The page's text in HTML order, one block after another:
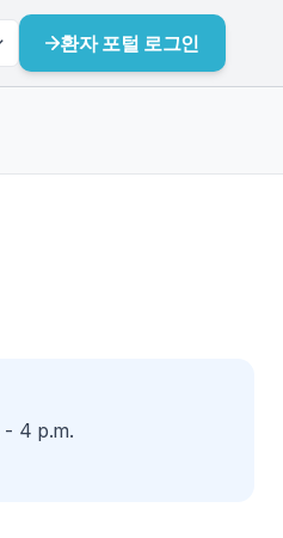
환자 포털 로그인
- 4 p.m.